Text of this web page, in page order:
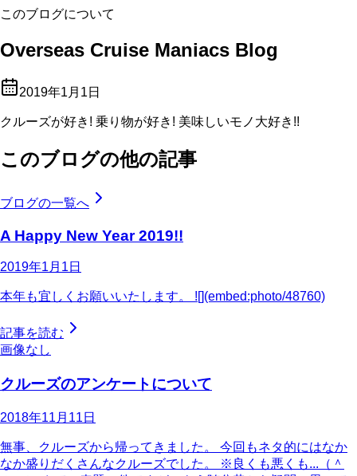
このブログについて
Overseas Cruise Maniacs Blog
2019年1月1日
クルーズが好き! 乗り物が好き! 美味しいモノ大好き!!
このブログの他の記事
ブログの一覧へ
A Happy New Year 2019!!
2019年1月1日
本年も宜しくお願いいたします。 ![](embed:photo/48760)
記事を読む
画像なし
クルーズのアンケートについて
2018年11月11日
無事、クルーズから帰ってきました。 今回もネタ的にはなか
なか盛りだくさんなクルーズでした。 ※良くも悪くも...（＾